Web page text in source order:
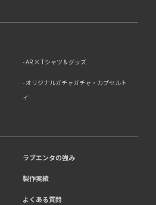
AR × Tシャツ & グッズ
オリジナルガチャガチャ・カプセルト
イ
ラブエンタの強み
製作実績
よくある質問